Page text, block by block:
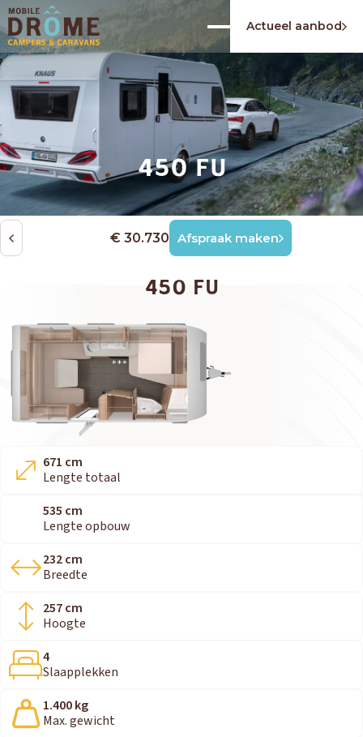
Actueel aanbod
450 FU
€ 30.730 Afspraak maken
450 FU
671 cm
Lengte totaal
535 cm
Lengte opbouw
232 cm
Breedte
257 cm
Hoogte
4
Slaapplekken
1.400 kg
Max. gewicht